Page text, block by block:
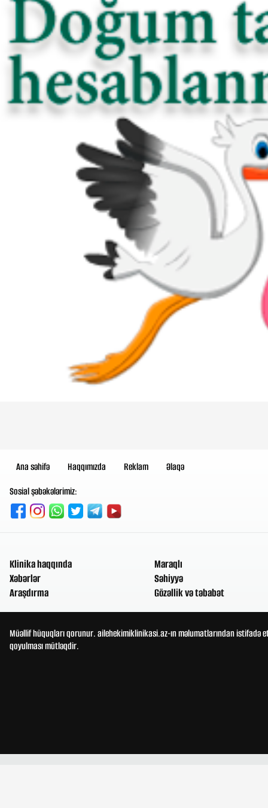
Ana səhifə Haqqımızda Reklam
Əlaqə
Sosial şəbəkələrimiz:
Klinika haqqında
Xəbərlər
Araşdırma
Maraqlı
Səhiyyə
Gözəllik və təbabət
Müəllif hüquqları qorunur. ailehekimiklinikasi.az-ın məlumatlarından
qoyulması mütləqdir.